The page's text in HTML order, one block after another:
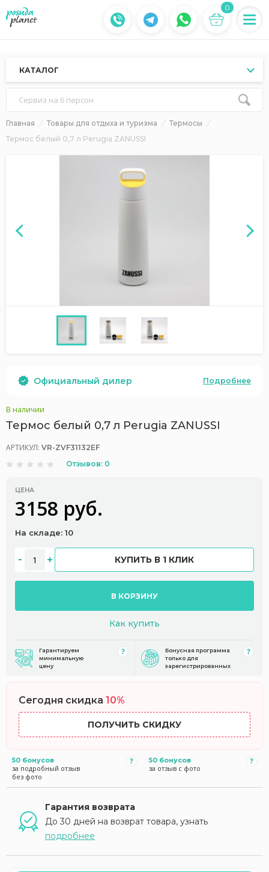
0
КАТАЛОГ
Сервиз на 6 персон
Главная Товары для отдыха и туризма
Термосы
Термос белый 0,7 л Perugia ZANUSSI
Официальный дилер Подробнее
В наличии
Термос белый 0,7 л Perugia ZANUSSI
АРТИКУЛ: VR-ZVF31132EF
Отзывов: 0
ЦЕНА
3158 руб.
На складе: 10
КУПИТЬ В 1 КЛИК
В КОРЗИНУ
Как купить
Гарантируем
минимальную
цену
Бонусная программа
только для
зарегистрированных
Сегодня скидка 10%
ПОЛУЧИТЬ СКИДКУ
50 бонусов
за подробный отзыв
без фото
50 бонусов
за отзыв с фото
Гарантия возврата
До 30 дней на возврат товара, узнать
подробнее